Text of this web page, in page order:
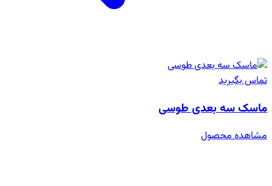
تماس بگیرید
ماسک سه بعدی طوسی
مشاهده محصول